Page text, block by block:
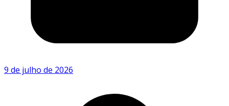
9 de julho de 2026